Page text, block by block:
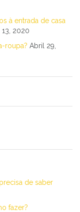
à entrada de casa
13, 2020
roupa? Abril 29,
de saber
fazer?